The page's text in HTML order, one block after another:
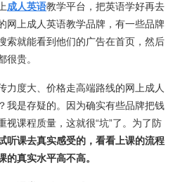
成人英语教学平台，把英语学好再去
网上成人英语教学品牌，有一些品牌
索就能看到他们的广告在首页，然后
很贵。
力度大、价格走高端路线的网上成人
我是存疑的。因为确实有些品牌把钱
视课程质量，这就很“坑”了。为了防
听课去真实感受的，看看上课的流程
的真实水平高不高。